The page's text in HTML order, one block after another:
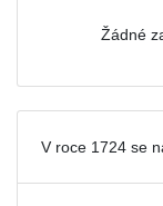
Žádné
V roce 1724 se